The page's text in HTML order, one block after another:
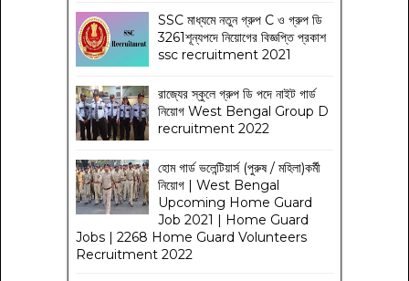
SSC মাধ্যমে নতুন গ্রুপ C ও গ্রুপ ডি
3261শূন্যপদে নিয়োগের বিজ্ঞপ্তি প্রকাশ
ssc recruitment 2021
রাজ্যের স্কুলে গ্রুপ ডি পদে নাইট গার্ড
নিয়োগ West Bengal Group D
recruitment 2022
হোম গার্ড ভলেন্টিয়ার্স (পুরুষ / মহিলা)কর্মী
নিয়োগ | West Bengal
Upcoming Home Guard
Job 2021 | Home Guard
Jobs | 2268 Home Guard Volunteers
Recruitment 2022